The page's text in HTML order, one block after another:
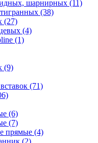
шарнирных (11)
(38)
(27)
(4)
(1)
(9)
(71)
(6)
(7)
прямые (4)
(2)